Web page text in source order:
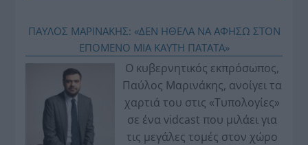
ΠΑΥΛΟΣ ΜΑΡΙΝΑΚΗΣ: «ΔΕΝ ΗΘΕΛΑ ΝΑ ΑΦΗΣΩ ΣΤΟΝ
ΕΠΟΜΕΝΟ ΜΙΑ ΚΑΥΤΗ ΠΑΤΑΤΑ»
Ο κυβερνητικός εκπρόσωπος,
Παύλος Μαρινάκης, ανοίγει τα
χαρτιά του στις «Τυπολογίες»
σε ένα vidcast που μιλάει για
τις μεγάλες τομές στον χώρο